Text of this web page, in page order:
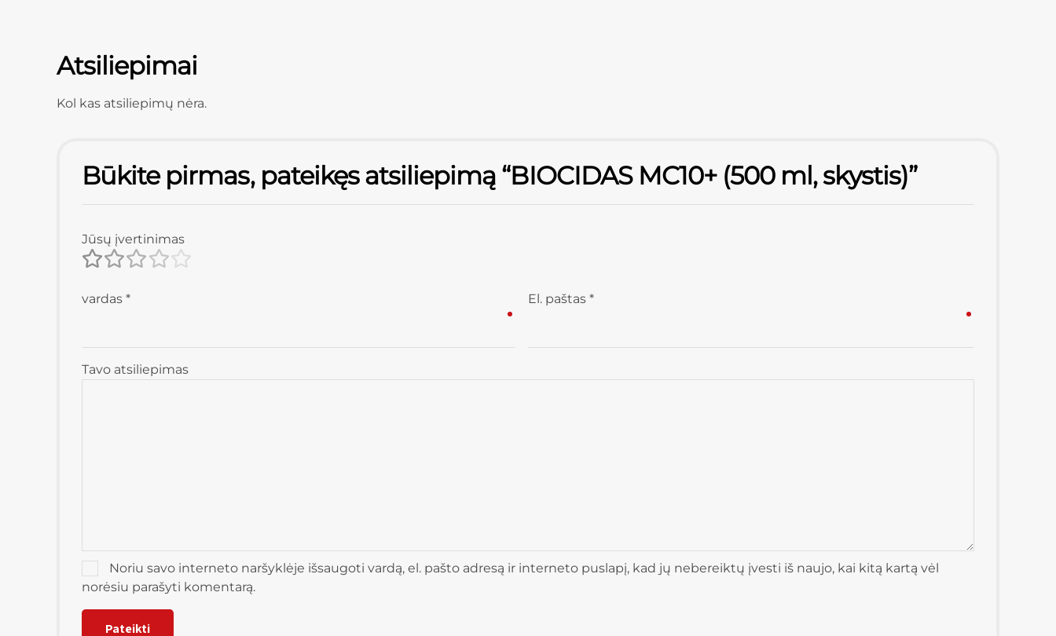
Atsiliepimai
Kol kas atsiliepimų nėra.
Būkite pirmas, pateikęs atsiliepimą “BIOCIDAS MC10+ (500 ml, skystis)”
Jūsų įvertinimas
Tavo atsiliepimas
vardas * El. paštas *
Noriu savo interneto naršyklėje išsaugoti vardą, el. pašto adresą ir interneto puslapį, kad jų nebereiktų įvesti iš naujo, kai kitą kartą vėl
norėsiu parašyti komentarą.